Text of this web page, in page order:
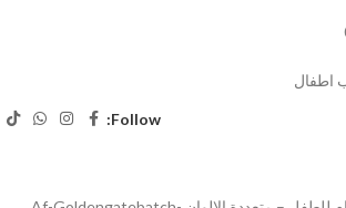
اطفال
Follow: